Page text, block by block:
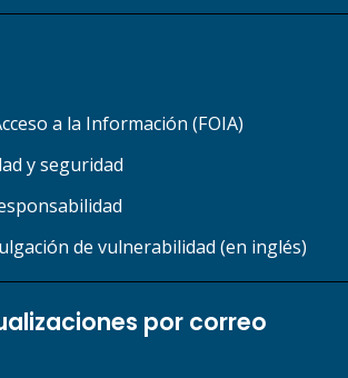
a la Información (FOIA)
y seguridad
de vulnerabilidad (en inglés)
por correo